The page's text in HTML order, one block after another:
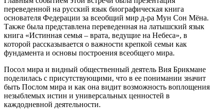
переведенной на русский язык биографическая книга
основателя Федерации за всеобщий мир д-ра Мун Сон Мёна.
Также была представлена переведенная на латышский язык
книга «Истинная семья – врата, ведущие на Небеса», в
которой рассказывается о важности крепкой семьи как
фундамента и основы построения всеобщего мира.
Посол мира и видный общественный деятель Вия Брикмане
поделилась с присутствующими, что в ее понимании значит
быть Послом мира и как она видит возможность воплощения
незыблемых истин и универсальных ценностей в
каждодневной деятельности.